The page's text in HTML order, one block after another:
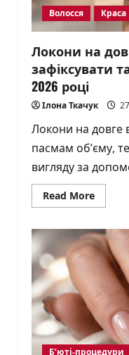
2026
році
Волосся Краса
Локони на
зафіксувати
2026 році
Ілона Ткачук
Локони на довге
пасмам об’єму,
вигляду за
Read MoreRead
more
на
довге
як
та
у
2026
році
Б’юті-процедури